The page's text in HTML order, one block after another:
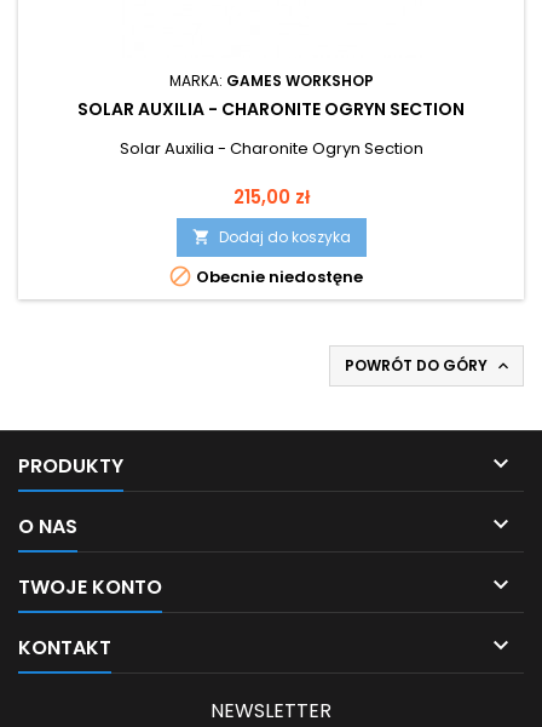
MARKA: GAMES WORKSHOP
SOLAR AUXILIA - CHARONITE OGRYN SECTION
Solar Auxilia - Charonite Ogryn Section
Cena
215,00 zł
 Dodaj do koszyka
 Obecnie niedostęne
POWRÓT DO GÓRY 
PRODUKTY 
O NAS 
TWOJE KONTO 
KONTAKT 
NEWSLETTER